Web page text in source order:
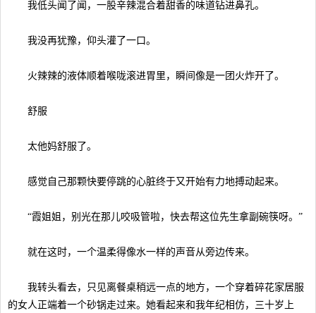
我低头闻了闻，一股辛辣混合着甜香的味道钻进鼻孔。
我没再犹豫，仰头灌了一口。
火辣辣的液体顺着喉咙滚进胃里，瞬间像是一团火炸开了。
舒服
太他妈舒服了。
感觉自己那颗快要停跳的心脏终于又开始有力地搏动起来。
“霞姐姐，别光在那儿咬吸管啦，快去帮这位先生拿副碗筷呀。”
就在这时，一个温柔得像水一样的声音从旁边传来。
我转头看去，只见离餐桌稍远一点的地方，一个穿着碎花家居服
的女人正端着一个砂锅走过来。她看起来和我年纪相仿，三十岁上